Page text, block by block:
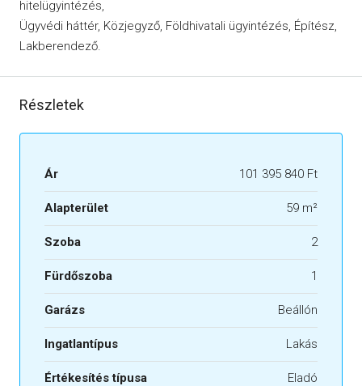
hitelügyintézés,
Ügyvédi háttér, Közjegyző, Földhivatali ügyintézés, Építész,
Lakberendező.
Részletek
Ár 101 395 840 Ft
Alapterület 59 m²
Szoba 2
Fürdőszoba 1
Garázs Beállón
Ingatlantípus Lakás
Értékesítés típusa Eladó